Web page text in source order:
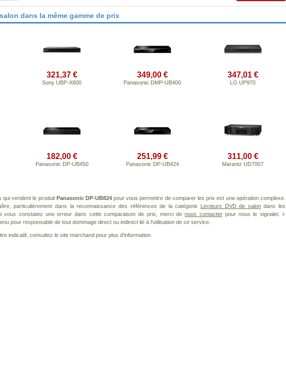
dans la même gamme de prix
321,37 €
Sony UBP-X800
349,00 €
Panasonic DMP-UB400
347,01 €
LG UP970
182,00 €
Panasonic DP-UB450
251,99 €
Panasonic DP-UB424
311,00 €
Marantz UD7007
qui vendent le produit Panasonic DP-UB824pour vous permettre de comparer les prix est une opération complexe.
particulièrement dans la reconnaissance des références de la catégorie Lecteurs DVD de salondans les
vous constatez une erreur dans cette comparaison de prix, merci denous contacterpour nous le signaler. i-
pour responsable de tout dommage direct ou indirect lié à l'utilisation de ce service.
indicatif, consultez le site marchand pour plus d'information.